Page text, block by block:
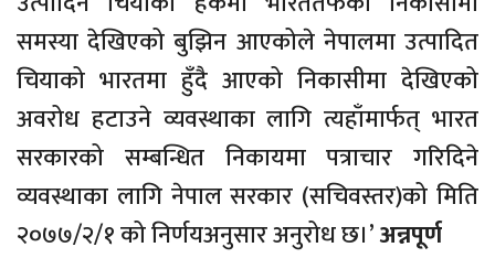
समस्या देखिएको बुझिन आएकोले नेपालमा उत्पादित
चियाको भारतमा हुँदै आएको निकासीमा देखिएको
अवरोध हटाउने व्यवस्थाका लागि त्यहाँमार्फत् भारत
सरकारको सम्बन्धित निकायमा पत्राचार गरिदिने
व्यवस्थाका लागि नेपाल सरकार (सचिवस्तर)को मिति
२०७७/२/१ को निर्णयअनुसार अनुरोध छ।’अन्नपूर्ण